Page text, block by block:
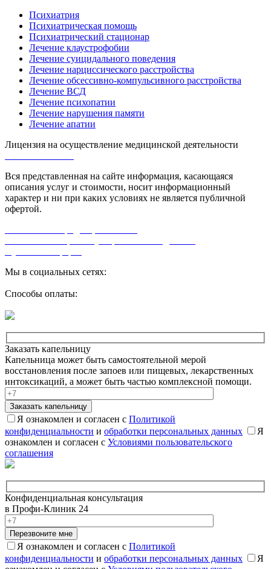
Психиатрия
Психиатрическая помощь
Психиатрический стационар
Лечение клаустрофобии
Лечение суицидального поведения
Лечение нарциссического расстройства
Лечение обсессивно-компульсивного расстройства
Лечение ВСД
Лечение психопатии
Лечение нарушения памяти
Лечение апатии
Лицензия на осуществление медицинской деятельности
Вся представленная на сайте информация, касающаяся
описания услуг и стоимости, носит информационный
характер и ни при каких условиях не является публичной
офертой.
Мы в социальных сетях:
Способы оплаты:
Заказать капельницу
Капельница может быть самостоятельной мерой
восстановления после запоев или пищевых, лекарственных
интоксикаций, а может быть частью комплексной помощи.
Заказать капельницу
Я ознакомлен и согласен с Политикой
конфиденциальности и обработки персональных данных
Я
ознакомлен и согласен с Условиями пользовательского
соглашения
Конфиденциальная консультация
в Профи-Клиник 24
Перезвоните мне
Я ознакомлен и согласен с Политикой
конфиденциальности и обработки персональных данных
Я